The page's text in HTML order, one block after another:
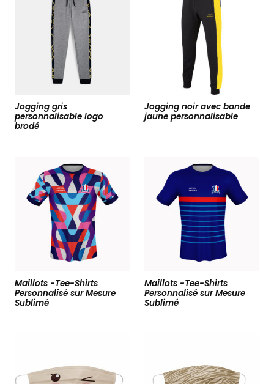
Jogging gris
personnalisable logo
brodé
Jogging noir avec bande
jaune personnalisable
Maillots -Tee-Shirts
Personnalisé sur Mesure
Sublimé
Maillots -Tee-Shirts
Personnalisé sur Mesure
Sublimé